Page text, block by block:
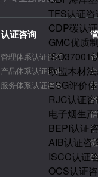
TFS认证咨
CDP碳认
GMC优质
ISO37001
欧盟木材
ESG评价
RJC认证
电子烟生
BEPI认证
AIB认证咨
ISCC认证
OCS认证
认证咨询
管理体系认证咨询
产品体系认证咨询
服务体系认证咨询